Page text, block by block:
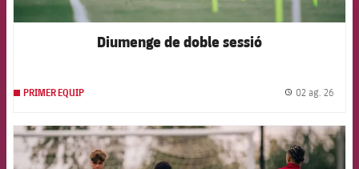
Diumenge de doble sessió
PRIMER EQUIP 02 ag. 26
FCB Barcelona badge